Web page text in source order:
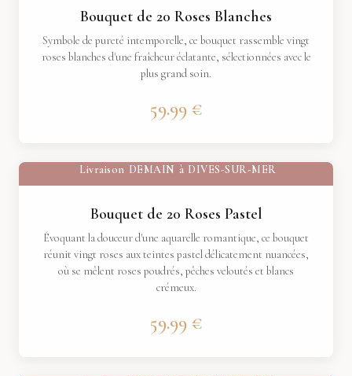
Bouquet de 20 Roses Blanches
Symbole de pureté intemporelle, ce bouquet rassemble vingt
roses blanches d'une fraîcheur éclatante, sélectionnées avec le
plus grand soin.
59.99 €
Livraison DEMAIN à DIVES-SUR-MER
Bouquet de 20 Roses Pastel
Évoquant la douceur d'une aquarelle romantique, ce bouquet
réunit vingt roses aux teintes pastel délicatement nuancées,
où se mêlent roses poudrés, pêches veloutés et blancs
crémeux.
59.99 €